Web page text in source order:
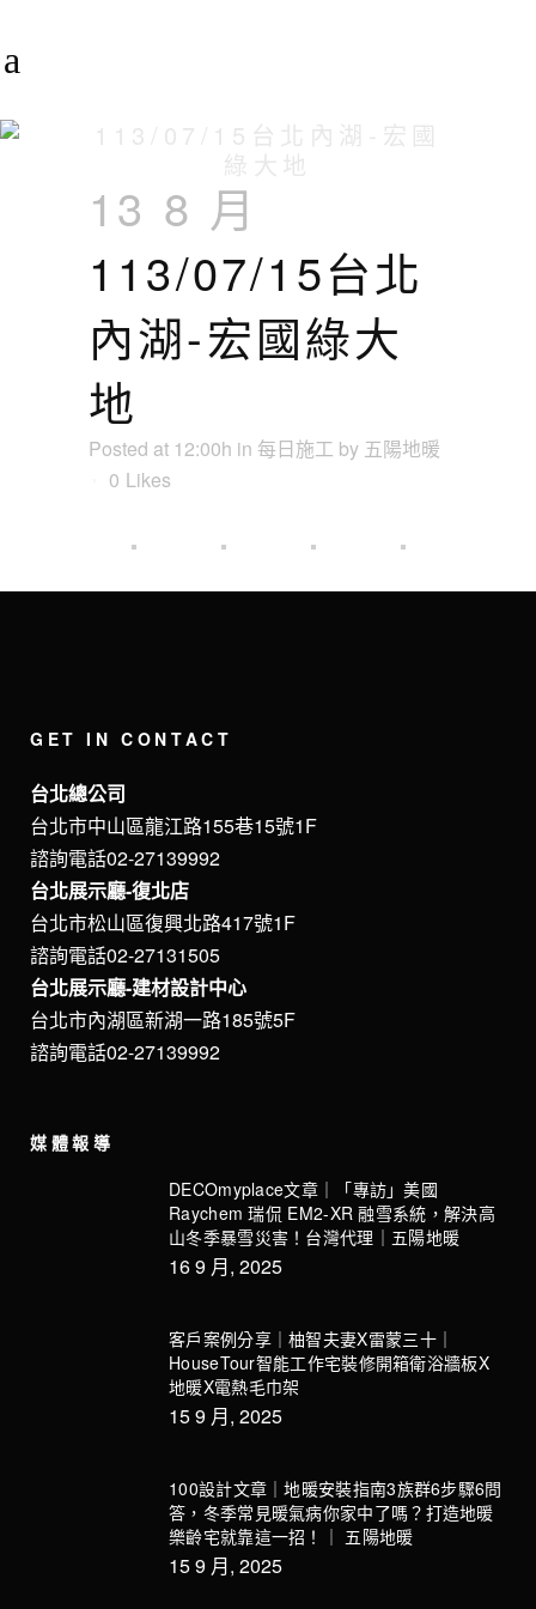
13 8 月
113/07/15台北
內湖-宏國綠大
地
Posted at 12:00h in 每日施工 by 五陽地暖
0 Likes
GET IN CONTACT
台北總公司
台北市中山區龍江路155巷15號1F
諮詢電話02-27139992
台北展示廳-復北店
台北市松山區復興北路417號1F
諮詢電話02-27131505
台北展示廳-建材設計中心
台北市內湖區新湖一路185號5F
諮詢電話02-27139992
媒體報導
DECOmyplace文章｜「專訪」美國
Raychem 瑞侃 EM2-XR 融雪系統，解決高
山冬季暴雪災害！台灣代理｜五陽地暖
16 9 月, 2025
客戶案例分享｜柚智夫妻X雷蒙三十｜
HouseTour智能工作宅裝修開箱衛浴牆板X
地暖X電熱毛巾架
15 9 月, 2025
100設計文章｜地暖安裝指南3族群6步驟6問
答，冬季常見暖氣病你家中了嗎？打造地暖
樂齡宅就靠這一招！｜ 五陽地暖
15 9 月, 2025